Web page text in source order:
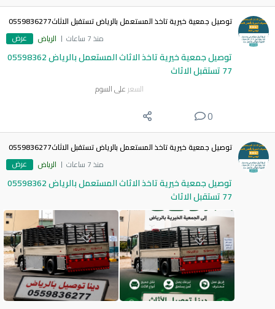
توصيل جمعية خيرية تاخذ المستعمل بالرياض تستقبل الاثاث0559836277
منذ 7 ساعات
الرياض عرض
توصيل جمعية خيرية تاخذ الاثاث المستعمل بالرياض 05598362
77 تستقبل الاثاث
السعر على السوم
0
توصيل جمعية خيرية تاخذ المستعمل بالرياض تستقبل الاثاث0559836277
منذ 7 ساعات
الرياض عرض
توصيل جمعية خيرية تاخذ الاثاث المستعمل بالرياض 05598362
77 تستقبل الاثاث